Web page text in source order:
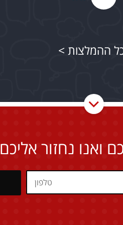
ההמלצות >
ואנו נחזור אליכם